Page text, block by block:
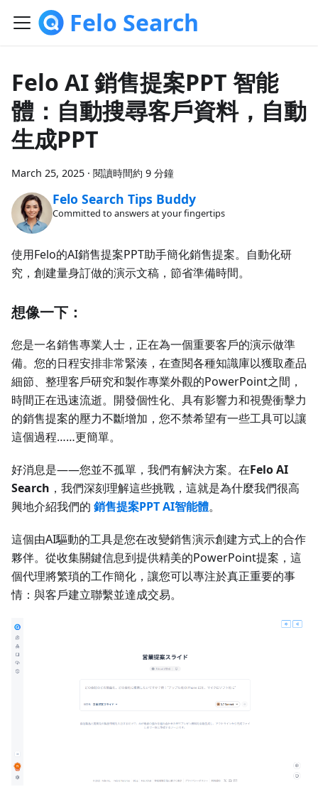
Felo Search
Felo AI 銷售提案PPT 智能
體：自動搜尋客戶資料，自動
生成PPT
March 25, 2025 · 閱讀時間約 9 分鐘
Felo Search Tips Buddy
Committed to answers at your fingertips
使用Felo的AI銷售提案PPT助手簡化銷售提案。自動化研
究，創建量身訂做的演示文稿，節省準備時間。
想像一下：
您是一名銷售專業人士，正在為一個重要客戶的演示做準
備。您的日程安排非常緊湊，在查閱各種知識庫以獲取產品
細節、整理客戶研究和製作專業外觀的PowerPoint之間，
時間正在迅速流逝。開發個性化、具有影響力和視覺衝擊力
的銷售提案的壓力不斷增加，您不禁希望有一些工具可以讓
這個過程……更簡單。
好消息是——您並不孤單，我們有解決方案。在Felo AI
Search ，我們深刻理解這些挑戰，這就是為什麼我們很高
興地介紹我們的 銷售提案PPT AI智能體。
這個由AI驅動的工具是您在改變銷售演示創建方式上的合作
夥伴。從收集關鍵信息到提供精美的PowerPoint提案，這
個代理將繁瑣的工作簡化，讓您可以專注於真正重要的事
情：與客戶建立聯繫並達成交易。